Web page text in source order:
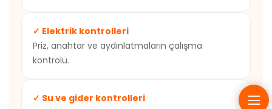
✓ Elektrik kontrolleri
Priz, anahtar ve aydınlatmaların çalışma
kontrolü.
✓ Su ve gider kontrolleri